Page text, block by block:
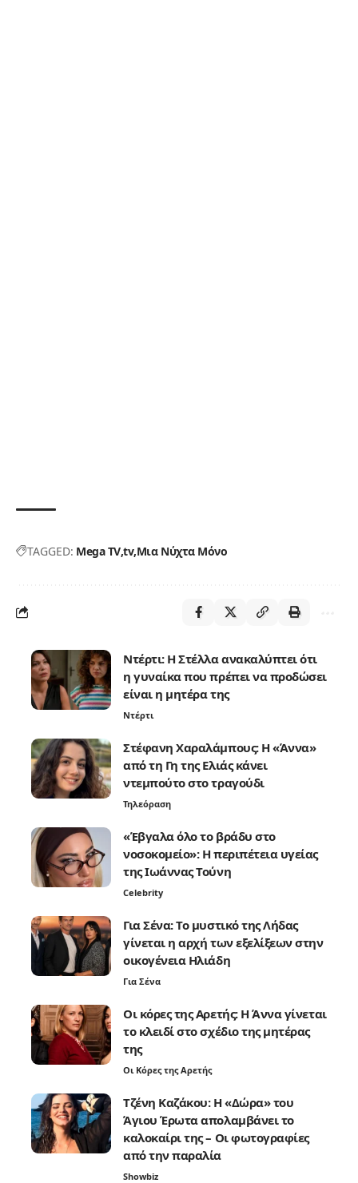
TAGGED: Mega TVtv Μια Νύχτα Μόνο
Ντέρτι: Η Στέλλα ανακαλύπτει ότι
η γυναίκα που πρέπει να προδώσει
είναι η μητέρα της
Ντέρτι
Στέφανη Χαραλάμπους: Η «Άννα»
από τη Γη της Ελιάς κάνει
ντεμπούτο στο τραγούδι
Τηλεόραση
«Έβγαλα όλο το βράδυ στο
νοσοκομείο»: Η περιπέτεια υγείας
της Ιωάννας Τούνη
Celebrity
Για Σένα: Το μυστικό της Λήδας
γίνεται η αρχή των εξελίξεων στην
οικογένεια Ηλιάδη
Για Σένα
Οι κόρες της Αρετής: Η Άννα γίνεται
το κλειδί στο σχέδιο της μητέρας
της
Οι Κόρες της Αρετής
Τζένη Καζάκου: Η «Δώρα» του
Άγιου Έρωτα απολαμβάνει το
καλοκαίρι της – Οι φωτογραφίες
από την παραλία
Showbiz